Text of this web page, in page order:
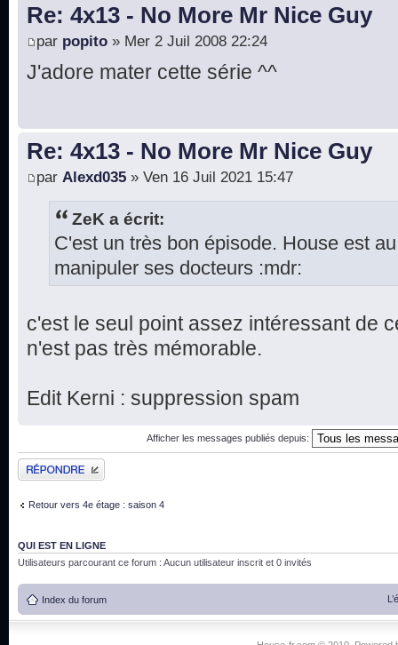
Re: 4x13 - No More Mr Nice Guy
par popito » Mer 2 Juil 2008 22:24
J'adore mater cette série ^^
Re: 4x13 - No More Mr Nice Guy
par Alexd035 » Ven 16 Juil 2021 15:47
ZeK a écrit:
C'est un très bon épisode. House est
manipuler ses docteurs :mdr:
c'est le seul point assez intéressant de
n'est pas très mémorable.
Edit Kerni : suppression spam
Afficher les messages publiés depuis:
Publier une réponse
Retour vers 4e étage : saison 4
QUI EST EN LIGNE
Utilisateurs parcourant ce forum : Aucun utilisateur inscrit et 0 invités
Index du forum